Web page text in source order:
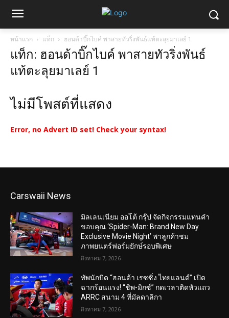
หน้าแรก แท็ก ฮอนด้าบิ๊กไบค์ พาสายทัวริ่งพันธ์แท้ตะลุยมาเลย์ 1
แท็ก: ฮอนด้าบิ๊กไบค์ พาสายทัวริ่งพันธ์
แท้ตะลุยมาเลย์ 1
ไม่มีโพสต์ที่แสดง
Error, no Advert ID set! Check your syntax!
Carswaii News
มิลเลนเนียม ออโต้ กรุ๊ป จัดกิจกรรมแทนคำ
ขอบคุณ ‘Spider-Man: Brand New Day
Exclusive Movie Night’ พาลูกค้าชม
ภาพยนตร์ฟอร์มยักษ์รอบพิเศษ
สิงหาคม 7, 2026
ทัพนักบิด “ฮอนด้า เรซซิ่ง ไทยแลนด์” เปิด
ฉากร้อนแรง! “ชิพ-มิกซ์” กดเวลาติดหัวแถว
ARRC สนาม 4 ที่มัลดาลิกา
สิงหาคม 7, 2026